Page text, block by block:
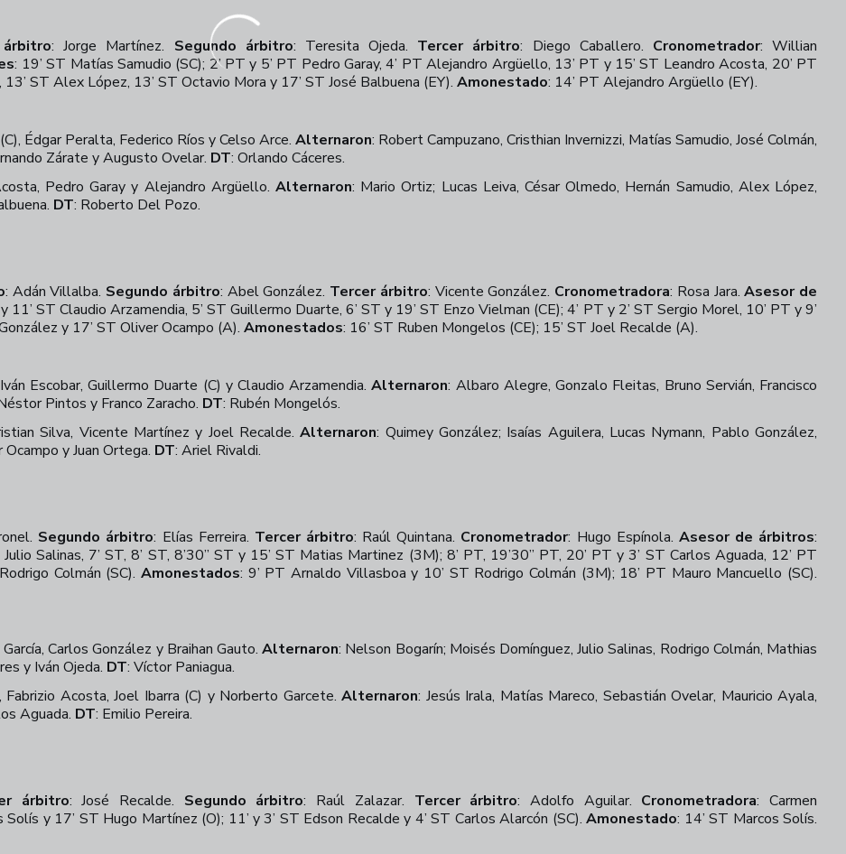
: Jorge Martínez. Segundo árbitro: Teresita Ojeda. Tercer árbitro: Diego Caballero. Cronometrador: Willian
: 19’ ST Matías Samudio (SC); 2’ PT y 5’ PT Pedro Garay, 4’ PT Alejandro Argüello, 13’ PT y 15’ ST Leandro Acosta, 20’ PT
ST Alex López, 13’ ST Octavio Mora y 17’ ST José Balbuena (EY). Amonestado: 14’ PT Alejandro Argüello (EY).
Édgar Peralta, Federico Ríos y Celso Arce. Alternaron: Robert Campuzano, Cristhian Invernizzi, Matías Samudio, José Colmán,
Zárate y Augusto Ovelar. DT: Orlando Cáceres.
Pedro Garay y Alejandro Argüello. Alternaron: Mario Ortiz; Lucas Leiva, César Olmedo, Hernán Samudio, Alex López,
DT: Roberto Del Pozo.
: Adán Villalba. Segundo árbitro: Abel González. Tercer árbitro: Vicente González. Cronometradora: Rosa Jara.Asesor de
11’ ST Claudio Arzamendia, 5’ ST Guillermo Duarte, 6’ ST y 19’ ST Enzo Vielman (CE); 4’ PT y 2’ ST Sergio Morel, 10’ PT y 9’
y 17’ ST Oliver Ocampo (A). Amonestados: 16’ ST Ruben Mongelos (CE); 15’ ST Joel Recalde (A).
Escobar, Guillermo Duarte (C) y Claudio Arzamendia.Alternaron: Albaro Alegre, Gonzalo Fleitas, Bruno Servián, Francisco
Pintos y Franco Zaracho. DT: Rubén Mongelós.
Silva, Vicente Martínez y Joel Recalde.Alternaron: Quimey González; Isaías Aguilera, Lucas Nymann, Pablo González,
y Juan Ortega. DT: Ariel Rivaldi.
Segundo árbitro: Elías Ferreira. Tercer árbitro: Raúl Quintana. Cronometrador: Hugo Espínola. Asesor de árbitros:
Salinas, 7’ ST, 8’ ST, 8’30” ST y 15’ ST Matias Martinez (3M); 8’ PT, 19’30” PT, 20’ PT y 3’ ST Carlos Aguada, 12’ PT
Colmán (SC). Amonestados: 9’ PT Arnaldo Villasboa y 10’ ST Rodrigo Colmán (3M); 18’ PT Mauro Mancuello (SC).
Carlos González y Braihan Gauto.Alternaron: Nelson Bogarín; Moisés Domínguez, Julio Salinas, Rodrigo Colmán, Mathias
y Iván Ojeda. DT: Víctor Paniagua.
Acosta, Joel Ibarra (C) y Norberto Garcete.Alternaron: Jesús Irala, Matías Mareco, Sebastián Ovelar, Mauricio Ayala,
Aguada. DT: Emilio Pereira.
árbitro: José Recalde. Segundo árbitro: Raúl Zalazar. Tercer árbitro: Adolfo Aguilar. Cronometradora: Carmen
y 17’ ST Hugo Martínez (O); 11’ y 3’ ST Edson Recalde y 4’ ST Carlos Alarcón (SC).Amonestado: 14’ ST Marcos Solís.